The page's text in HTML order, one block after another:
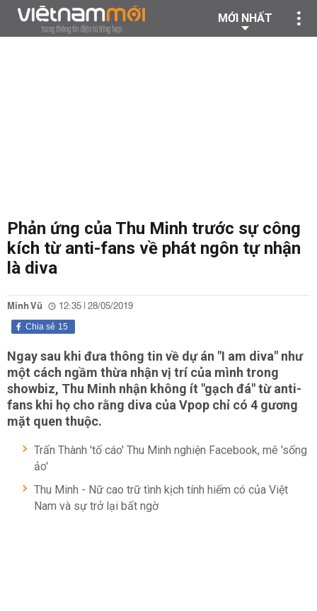
MỚI NHẤT
Phản ứng của Thu Minh trước sự công
kích từ anti-fans về phát ngôn tự nhận
là diva
Minh Vũ 12:35 | 28/05/2019
15
Chia sẻ
Ngay sau khi đưa thông tin về dự án "I am diva" như
một cách ngầm thừa nhận vị trí của mình trong
showbiz, Thu Minh nhận không ít "gạch đá" từ anti-
fans khi họ cho rằng diva của Vpop chỉ có 4 gương
mặt quen thuộc.
Trấn Thành 'tố cáo' Thu Minh nghiện Facebook, mê 'sống
ảo'
Thu Minh - Nữ cao trữ tình kịch tính hiếm có của Việt
Nam và sự trở lại bất ngờ